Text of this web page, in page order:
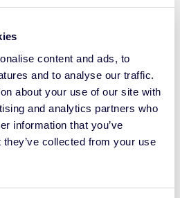
content and ads, to
and to analyse our traffic.
about your use of our site with
and analytics partners who
information that you’ve
collected from your use
en contact ›